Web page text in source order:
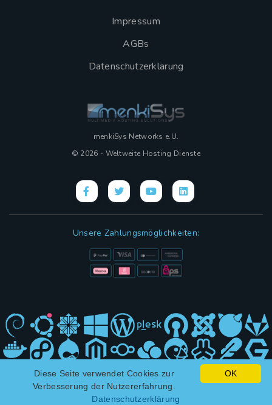
Impressum
AGBs
Datenschutzerklärung
menkiSys Networks e.U.
© 2026 - Weltweite Hosting Dienste
Unsere Zahlungsmöglichkeiten:
Hybrid Design mit(KI) und ❤ von menkiSys OK
Diese Seite verwendet Cookies zur
Verbesserung der Nutzererfahrung.
Datenschutzerklärung